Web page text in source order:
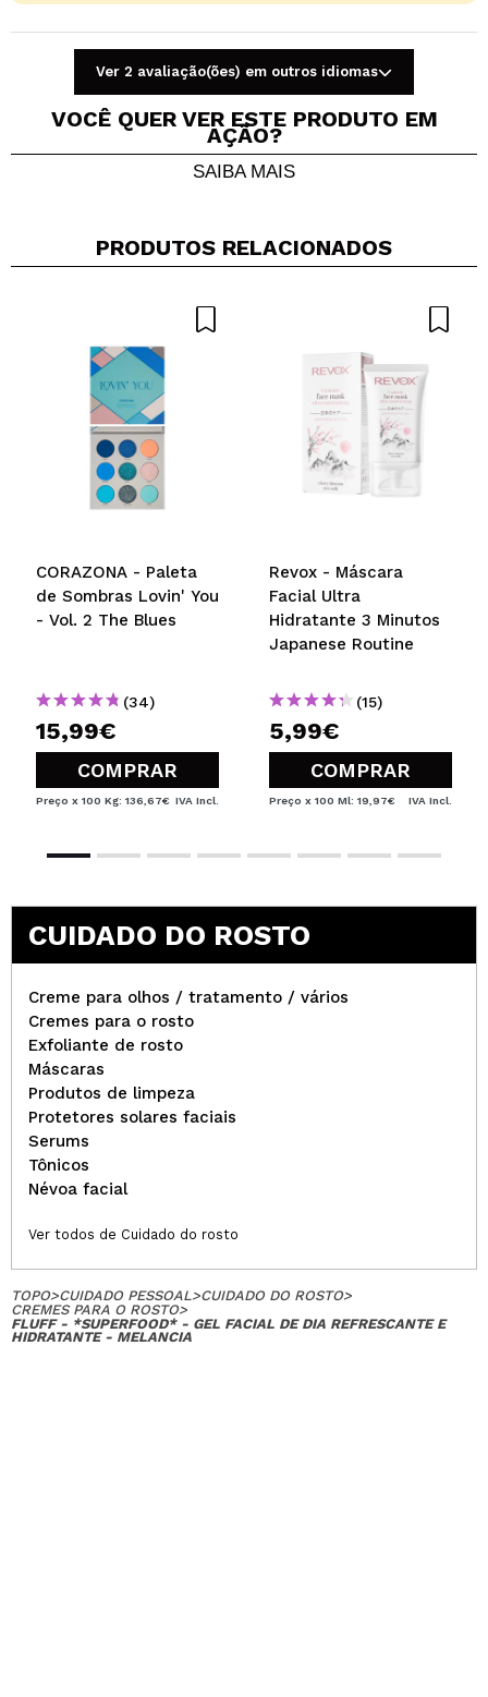
Compartilhar um vídeo ou uma foto
Ver 2 avaliação(ões) em outros idiomas
VOCÊ QUER VER ESTE PRODUTO EM
AÇÃO?
SAIBA MAIS
PRODUTOS RELACIONADOS
CORAZONA - Paleta
de Sombras Lovin' You
- Vol. 2 The Blues
(34)
15,99€
COMPRAR
Preço x 100 Kg: 136,67€ IVA Incl.
Revox - Máscara
Facial Ultra
Hidratante 3 Minutos
Japanese Routine
(15)
5,99€
COMPRAR
Preço x 100 Ml: 19,97€ IVA Incl.
CUIDADO DO ROSTO
Creme para olhos / tratamento / vários
Cremes para o rosto
Exfoliante de rosto
Máscaras
Produtos de limpeza
Protetores solares faciais
Serums
Tônicos
Névoa facial
Ver todos de Cuidado do rosto
TOPO>CUIDADO PESSOAL>CUIDADO DO ROSTO>
CREMES PARA O ROSTO>
FLUFF - *SUPERFOOD* - GEL FACIAL DE DIA REFRESCANTE E
HIDRATANTE - MELANCIA